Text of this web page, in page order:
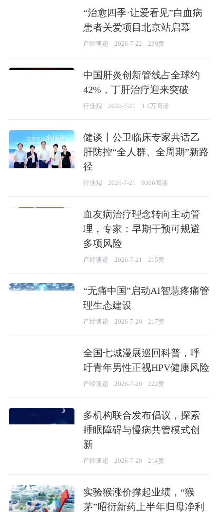
“治愈四季·让爱看见”白血病
患者关爱项目北京站启幕
产经速递 2026-7-22 230赞
中国肝炎创新管线占全球约
42%，​丁肝治疗迎来突破
行业观 2026-7-21 1.1万阅读
健谈丨公卫临床专家共话乙
肝防控“全人群、全周期”新路
径
行业观 2026-7-21 9306阅读
血友病治疗理念转向主动管
理，专家：早期干预可规避
多项风险
产经速递 2026-7-21 215赞
“无痛中国”启动AI智慧疼痛管
理生态建设
产经速递 2026-7-20 217赞
全国七城漫展巡回科普，呼
吁青年男性正视HPV健康风险
产经速递 2026-7-20 222赞
多机构联合发布倡议，探索
睡眠障碍与慢病共管模式创
新
产经速递 2026-7-20 214赞
实验猴涨价撑起业绩，“猴
茅”昭衍新药上半年归母净利